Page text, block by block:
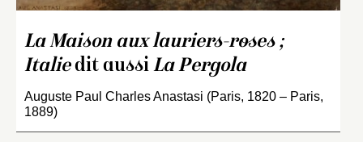
La Maison aux lauriers-roses ;
Italiedit aussi La Pergola
Auguste Paul Charles Anastasi (Paris, 1820 – Paris,
1889)